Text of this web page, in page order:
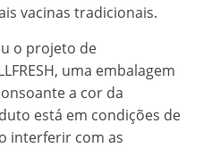
vacinas tradicionais.
o projeto de
uma embalagem
a cor da
está em condições de
interferir com as